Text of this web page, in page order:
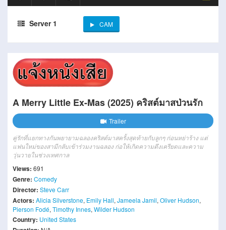
Server 1 CAM
A Merry Little Ex-Mas (2025) คริสต์มาสป่วนรัก
Trailer
คู่รักที่แยกทางกันพยายามฉลองคริสต์มาสครั้งสุดท้ายกับลูกๆ ก่อนหย่าร้าง แต่
แฟนใหม่ของสามีกลับเข้าร่วมงานฉลอง ก่อให้เกิดความตึงเครียดและความ
วุ่นวายในช่วงเทศกาล
Views: 691
Genre: Comedy
Director: Steve Carr
Actors: Alicia Silverstone, Emily Hall, Jameela Jamil, Oliver Hudson,
Pierson Fodé, Timothy Innes, Wilder Hudson
Country: United States